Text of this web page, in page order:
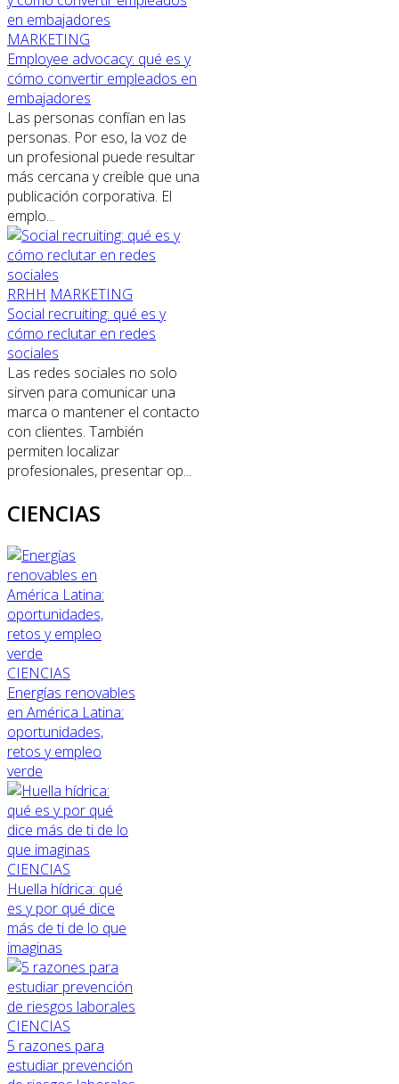
MARKETING
Employee advocacy: qué es y
cómo convertir empleados en
embajadores
Las personas confían en las
personas. Por eso, la voz de
un profesional puede resultar
más cercana y creíble que una
publicación corporativa. El
emplo...
RRHH MARKETING
Social recruiting: qué es y
cómo reclutar en redes
sociales
Las redes sociales no solo
sirven para comunicar una
marca o mantener el contacto
con clientes. También
permiten localizar
profesionales, presentar op...
CIENCIAS
CIENCIAS
Energías renovables
en América Latina:
oportunidades,
retos y empleo
verde
CIENCIAS
Huella hídrica: qué
es y por qué dice
más de ti de lo que
imaginas
CIENCIAS
5 razones para
estudiar prevención